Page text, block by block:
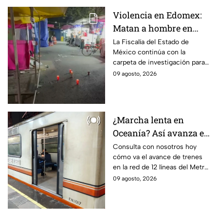
Violencia en Edomex:
Matan a hombre en
plena fiesta patronal en
calles de
Nezahualcóyotl
La Fiscalía del Estado de
México continúa con la
carpeta de investigación para
determinar los motivos del
09 agosto, 2026
¿Marcha lenta en
Oceanía? Así avanza el
Metro de la CDMX en la
Línea B, 8 y 3 este
domingo
Consulta con nosotros hoy
cómo va el avance de trenes
en la red de 12 líneas del Metro
CDMX y toma previsiones en
09 agosto, 2026